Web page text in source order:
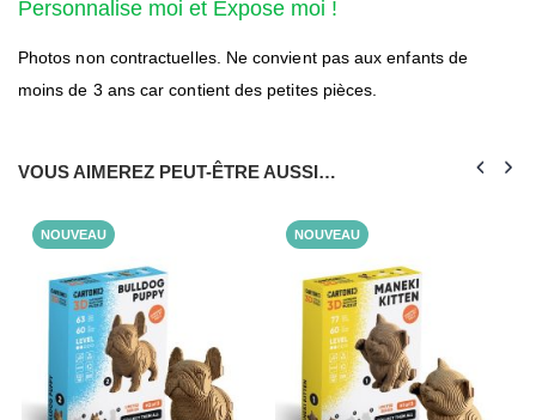
Personnalise moi et Expose moi !
Photos non contractuelles. Ne convient pas aux enfants de
moins de 3 ans car contient des petites pièces.
VOUS AIMEREZ PEUT-ÊTRE AUSSI…
NOUVEAU NOUVEAU